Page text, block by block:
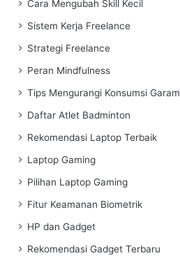
Cara Mengubah Skill Kecil
Sistem Kerja Freelance
Strategi Freelance
Peran Mindfulness
Tips Mengurangi Konsumsi Garam
Daftar Atlet Badminton
Rekomendasi Laptop Terbaik
Laptop Gaming
Pilihan Laptop Gaming
Fitur Keamanan Biometrik
HP dan Gadget
Rekomendasi Gadget Terbaru